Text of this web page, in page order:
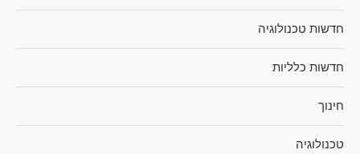
חדשות טכנולוגיה
חדשות כלליות
חינוך
טכנולוגיה